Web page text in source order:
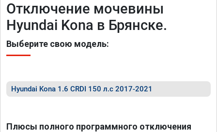
Отключение мочевины
Hyundai Kona в Брянске.
Выберите свою модель:
Hyundai Kona 1.6 CRDI 150 л.с 2017-2021
Плюсы полного программного отключения